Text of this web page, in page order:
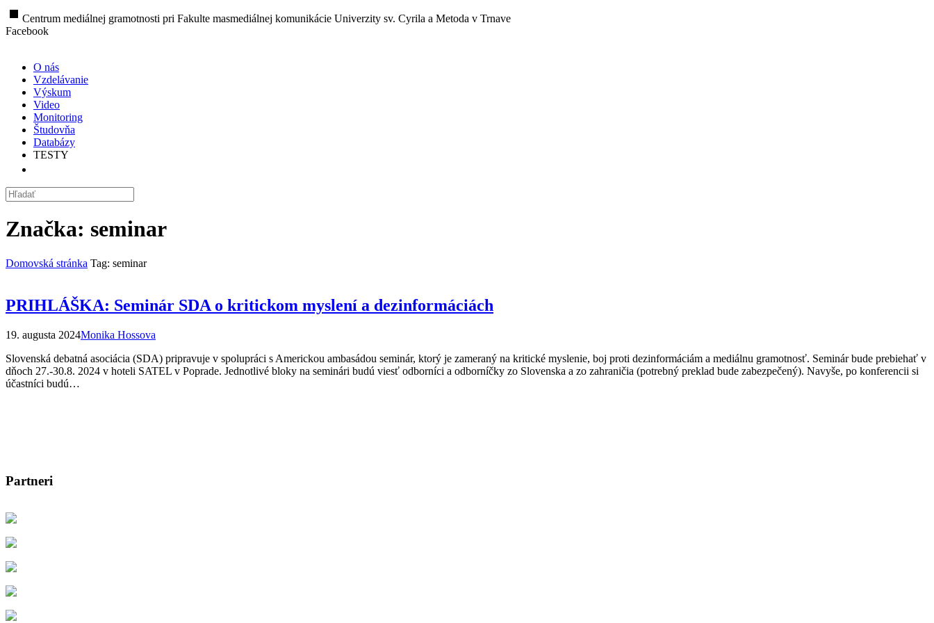
stop Centrum mediálnej gramotnosti pri Fakulte masmediálnej komunikácie Univerzity sv. Cyrila a Metoda v Trnave
Facebook
O nás
Vzdelávanie
Výskum
Video
Monitoring
Študovňa
Databázy
TESTY
Značka: seminar
Domovská stránka Tag: seminar
PRIHLÁŠKA: Seminár SDA o kritickom myslení a dezinformáciách
19. augusta 2024Monika Hossova
Slovenská debatná asociácia (SDA) pripravuje v spolupráci s Americkou ambasádou seminár, ktorý je zameraný na kritické myslenie, boj proti dezinformáciám a mediálnu gramotnosť. Seminár bude prebiehať v
dňoch 27.-30.8. 2024 v hoteli SATEL v Poprade. Jednotlivé bloky na seminári budú viesť odborníci a odborníčky zo Slovenska a zo zahraničia (potrebný preklad bude zabezpečený). Navyše, po konferencii si
účastníci budú…
Partneri